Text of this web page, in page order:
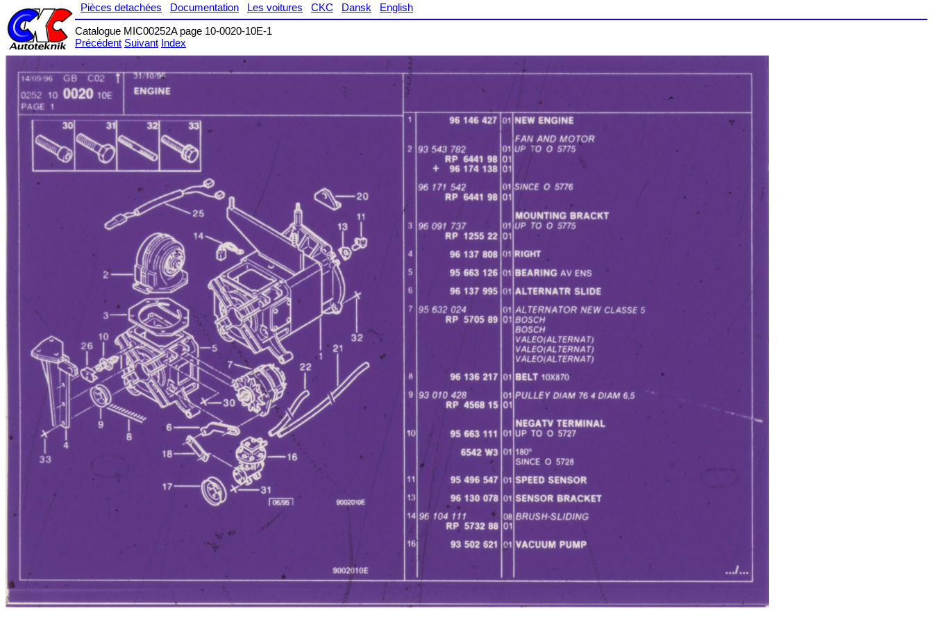
Pièces detachées Documentation Les voitures CKC Dansk
English
Catalogue MIC00252A page 10-0020-10E-1
Précédent Suivant Index